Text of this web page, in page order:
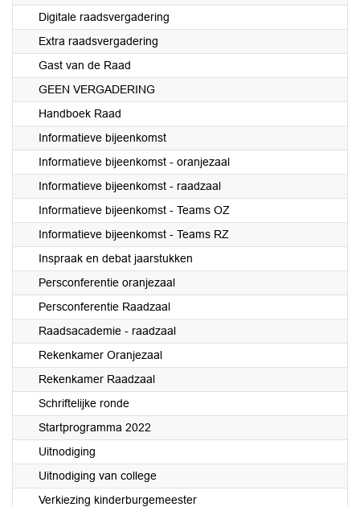
Digitale raadsvergadering
Extra raadsvergadering
Gast van de Raad
GEEN VERGADERING
Handboek Raad
Informatieve bijeenkomst
Informatieve bijeenkomst - oranjezaal
Informatieve bijeenkomst - raadzaal
Informatieve bijeenkomst - Teams OZ
Informatieve bijeenkomst - Teams RZ
Inspraak en debat jaarstukken
Persconferentie oranjezaal
Persconferentie Raadzaal
Raadsacademie - raadzaal
Rekenkamer Oranjezaal
Rekenkamer Raadzaal
Schriftelijke ronde
Startprogramma 2022
Uitnodiging
Uitnodiging van college
Verkiezing kinderburgemeester